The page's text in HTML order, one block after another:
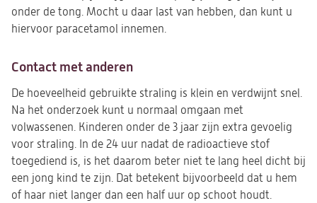
onder de tong. Mocht u daar last van hebben, dan kunt u
hiervoor paracetamol innemen.
Contact met anderen
De hoeveelheid gebruikte straling is klein en verdwijnt snel.
Na het onderzoek kunt u normaal omgaan met
volwassenen. Kinderen onder de 3 jaar zijn extra gevoelig
voor straling. In de 24 uur nadat de radioactieve stof
toegediend is, is het daarom beter niet te lang heel dicht bij
een jong kind te zijn. Dat betekent bijvoorbeeld dat u hem
of haar niet langer dan een half uur op schoot houdt.